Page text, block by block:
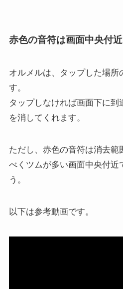
赤色の音符は画面中央付
オルメルは、タップした場所
す。
タップしなければ画面下に到
を消してくれます。
ただし、赤色の音符は消去範
べくツムが多い画面中央付近
う。
以下は参考動画です。